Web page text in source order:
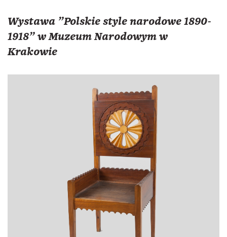
Wystawa "Polskie style narodowe 1890-
1918" w Muzeum Narodowym w
Krakowie